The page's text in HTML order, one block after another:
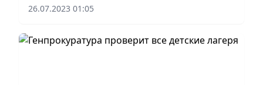
сложные, проблемные вопросы, либо
проявивших профессионализм по уголовным,
отмечаются...
26.07.2023 01:05